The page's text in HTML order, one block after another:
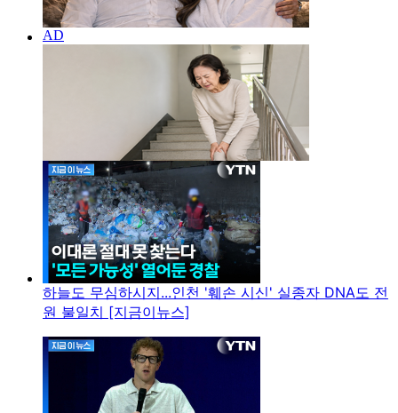
하늘도 무심하시지...인천 '훼손 시신' 실종자 DNA도 전
원 불일치 [지금이뉴스]